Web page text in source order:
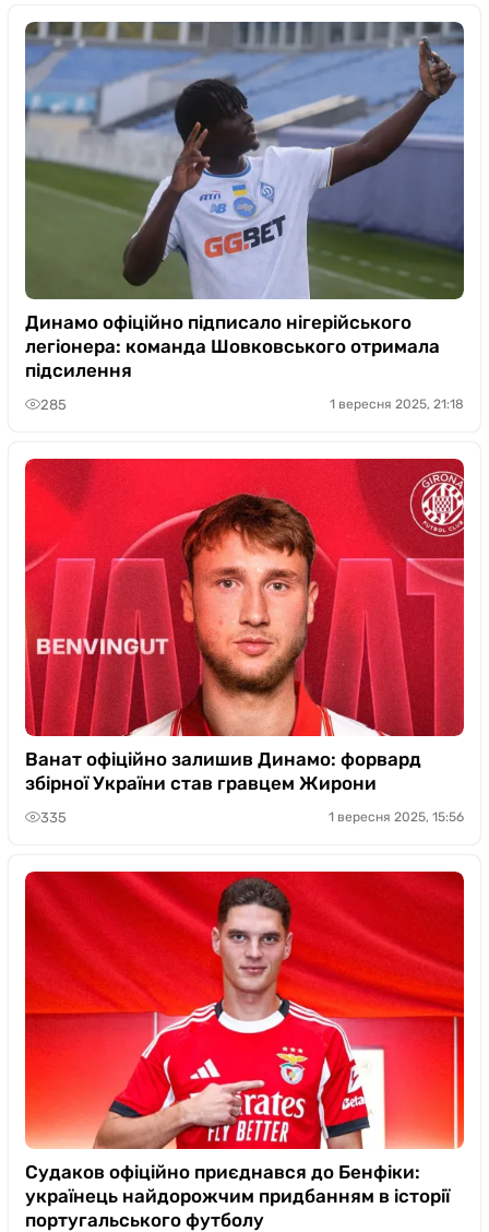
Динамо офіційно підписало нігерійського
легіонера: команда Шовковського отримала
підсилення
285 1 вересня 2025, 21:18
Ванат офіційно залишив Динамо: форвард
збірної України став гравцем Жирони
335 1 вересня 2025, 15:56
Судаков офіційно приєднався до Бенфіки:
українець найдорожчим придбанням в історії
португальського футболу